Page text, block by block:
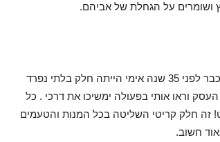
ושומרים על הגחלת של אביהם.
"אני לא יודע משהו אחר עוד בסניף הראשון של בני הדייג ביפו כבר לפני 35 שנה אימי הייתה חלק בלתי נפרד
וראו אותי בפעולה ימשיכו את דרכי . כל
זה חלק קריטי השליטה בכל המנות והטעמים
חשוב.